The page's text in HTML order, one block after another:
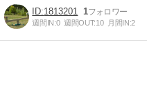
1813201 1
週間IN:0 週間OUT:10 月間IN:2